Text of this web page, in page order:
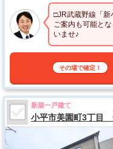
□JR武蔵野線「新
ご案内も可能と
いませ♪
その場で確定！
新築一戸建て
小平市美園町3丁